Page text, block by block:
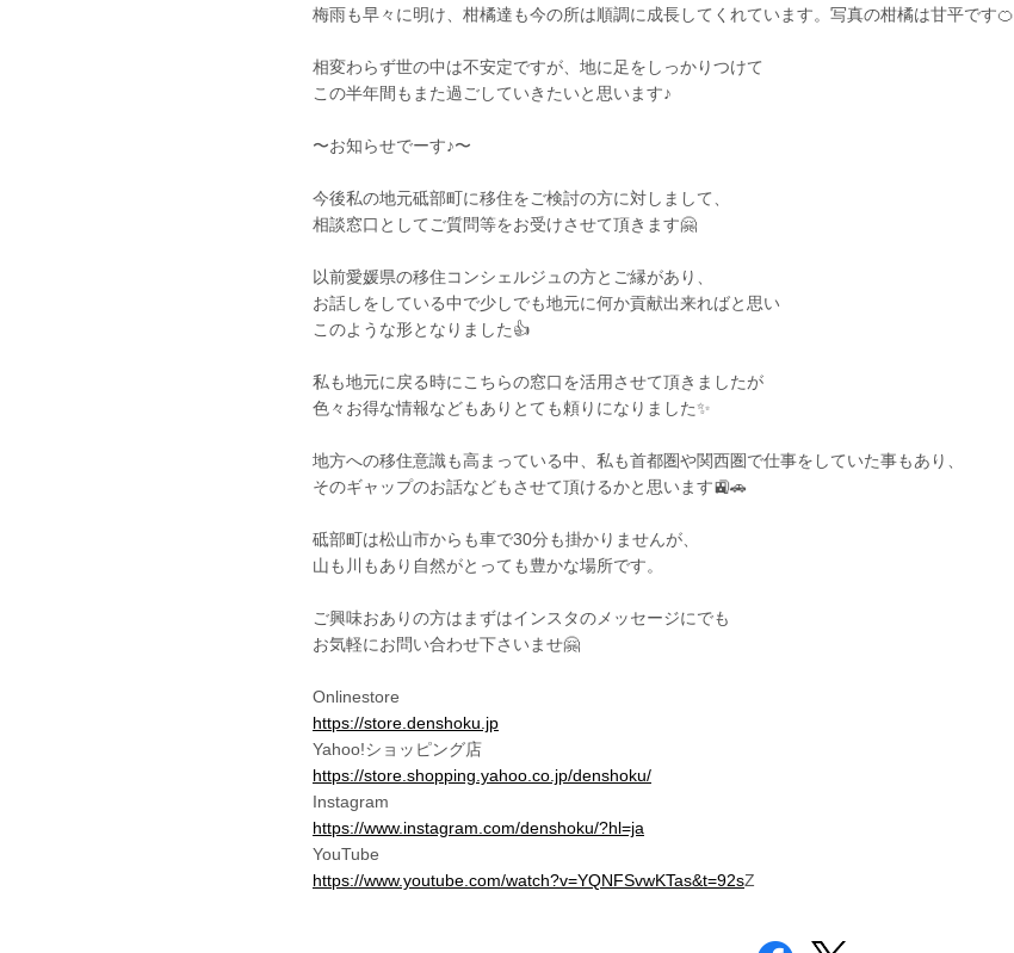
梅雨も早々に明け、柑橘達も今の所は順調に成長してくれています。写真の柑橘は甘平です🍊
相変わらず世の中は不安定ですが、地に足をしっかりつけて
この半年間もまた過ごしていきたいと思います♪
〜お知らせでーす♪〜
今後私の地元砥部町に移住をご検討の方に対しまして、
相談窓口としてご質問等をお受けさせて頂きます🤗
以前愛媛県の移住コンシェルジュの方とご縁があり、
お話しをしている中で少しでも地元に何か貢献出来ればと思い
このような形となりました👍
私も地元に戻る時にこちらの窓口を活用させて頂きましたが
色々お得な情報などもありとても頼りになりました✨
地方への移住意識も高まっている中、私も首都圏や関西圏で仕事をしていた事もあり、
そのギャップのお話などもさせて頂けるかと思います🚉🚗
砥部町は松山市からも車で30分も掛かりませんが、
山も川もあり自然がとっても豊かな場所です。
ご興味おありの方はまずはインスタのメッセージにでも
お気軽にお問い合わせ下さいませ🤗
Onlinestore
https://store.denshoku.jp
Yahoo!ショッピング店
https://store.shopping.yahoo.co.jp/denshoku/
Instagram
https://www.instagram.com/denshoku/?hl=ja
YouTube
https://www.youtube.com/watch?v=YQNFSvwKTas&t=92sZ